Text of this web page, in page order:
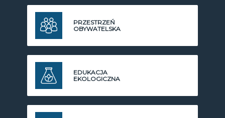
PRZESTRZEŃ
OBYWATELSKA
EDUKACJA
EKOLOGICZNA